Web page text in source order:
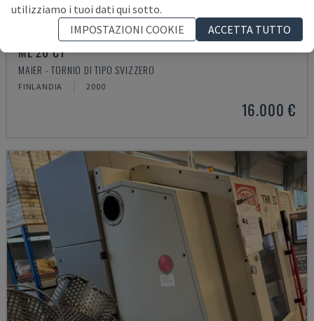
ML 26 C1
MAIER - TORNIO DI TIPO SVIZZERO
FINLANDIA 2000
16.000 €
utilizziamo i tuoi dati qui sotto.
IMPOSTAZIONI COOKIE
ACCETTA TUTTO